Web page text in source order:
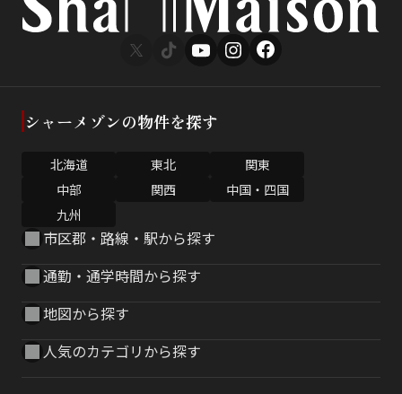
シャーメゾンの物件を探す
北海道 東北
関東
中部
関西
中国・四国
九州
市区郡・路線・駅から探す
通勤・通学時間から探す
地図から探す
人気のカテゴリから探す